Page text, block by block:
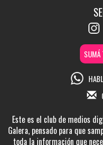
SUMÁ
Este es el club de medios
Galera, pensado para que
toda la información que